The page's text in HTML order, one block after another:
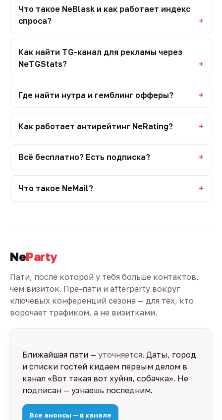
Что такое NeBlask и как работает индекс
спроса?
Как найти TG-канал для рекламы через
NeTGStats?
Где найти нутра и гемблинг офферы?
Как работает антирейтинг NeRating?
Всё бесплатно? Есть подписка?
Что такое NeMail?
NeParty
Пати, после которой у тебя больше контактов,
чем визиток. Пре-пати и afterparty вокруг
ключевых конференций сезона — для тех, кто
ворочает трафиком, а не визитками.
Ближайшая пати — уточняется. Даты, город
и списки гостей кидаем первым делом в
канал «Вот такая вот хуйня, собачка». Не
подписан — узнаешь последним.
Все анонсы — в канале